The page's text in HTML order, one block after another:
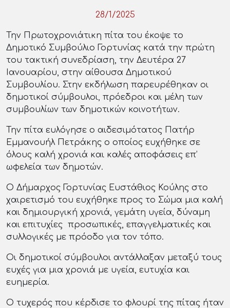
28/1/2025
Την Πρωτοχρονιάτικη πίτα του έκοψε το
Δημοτικό Συμβούλιο Γορτυνίας κατά την πρώτη
του τακτική συνεδρίαση, την Δευτέρα 27
Ιανουαρίου, στην αίθουσα Δημοτικού
Συμβουλίου. Στην εκδήλωση παρευρέθηκαν οι
δημοτικοί σύμβουλοι, πρόεδροι και μέλη των
συμβουλίων των δημοτικών κοινοτήτων.
Την πίτα ευλόγησε ο αιδεσιμότατος Πατήρ
Εμμανουήλ Πετράκης ο οποίος ευχήθηκε σε
όλους καλή χρονιά και καλές αποφάσεις επ’
ωφελεία των δημοτών.
Ο Δήμαρχος Γορτυνίας Ευστάθιος Κούλης στο
χαιρετισμό του ευχήθηκε προς το Σώμα μια καλή
και δημιουργική χρονιά, γεμάτη υγεία, δύναμη
και επιτυχίες προσωπικές, επαγγελματικές και
συλλογικές με πρόοδο για τον τόπο.
Οι δημοτικοί σύμβουλοι αντάλλαξαν μεταξύ τους
ευχές για μια χρονιά με υγεία, ευτυχία και
ευημερία.
Ο τυχερός που κέρδισε το φλουρί της πίτας ήταν